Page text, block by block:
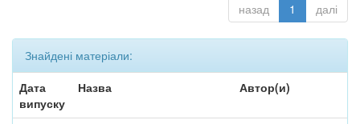
назад 1 далі
Знайдені матеріали:
Дата
випуску
Назва Автор(и)